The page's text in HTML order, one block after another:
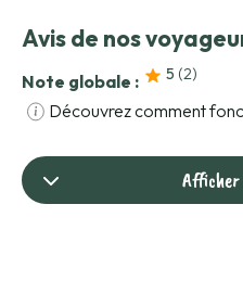
Avis de nos
Note globale : 5 (2)
Découvrez comment